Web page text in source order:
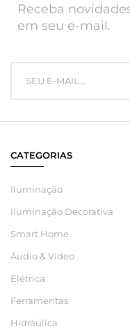
Receba
em seu e-mail.
CATEGORIAS
Iluminação
Iluminação Decorativa
Smart Home
Áudio & Vídeo
Elétrica
Ferramentas
Hidráulica